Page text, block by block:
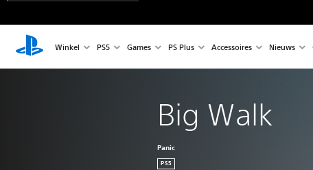
Winkel PS5 Games PS Plus Accessoires Nieuws
Big Walk
Panic
PS5